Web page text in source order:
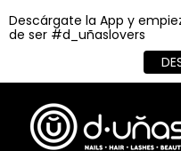
contenido
Descárgate la App y
de ser #d_uñaslovers